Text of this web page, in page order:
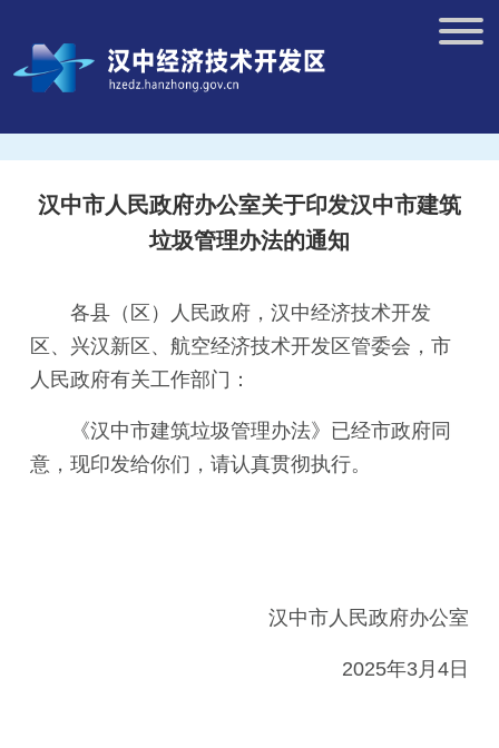
汉中市人民政府办公室关于印发汉中市建筑
垃圾管理办法的通知
各县（区）人民政府，汉中经济技术开发
区、兴汉新区、航空经济技术开发区管委会，市
人民政府有关工作部门：
《汉中市建筑垃圾管理办法》已经市政府同
意，现印发给你们，请认真贯彻执行。
汉中市人民政府办公室
2025年3月4日